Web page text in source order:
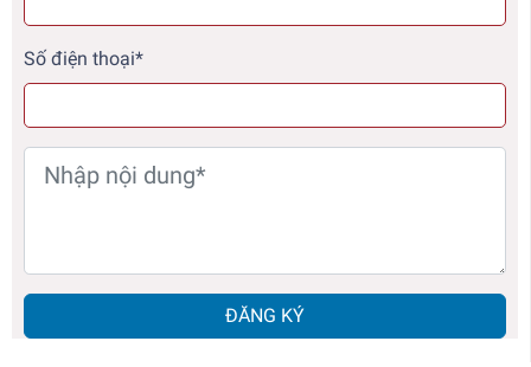
Số điện thoại*
ĐĂNG KÝ